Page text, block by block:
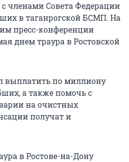
членами Совета Федерации
в таганрогской БСМП. На
пресс-конференции
днем траура в Ростовской
выплатить по миллиону
а также помочь с
на очистных
получат и
в Ростове-на-Дону